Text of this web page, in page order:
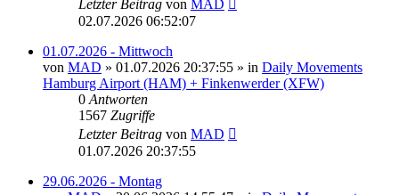
Letzter Beitrag von MAD
02.07.2026 06:52:07
01.07.2026 - Mittwoch
von MAD » 01.07.2026 20:37:55 » in Daily Movements
Hamburg Airport (HAM) + Finkenwerder (XFW)
0 Antworten
1567 Zugriffe
Letzter Beitrag von MAD
01.07.2026 20:37:55
29.06.2026 - Montag